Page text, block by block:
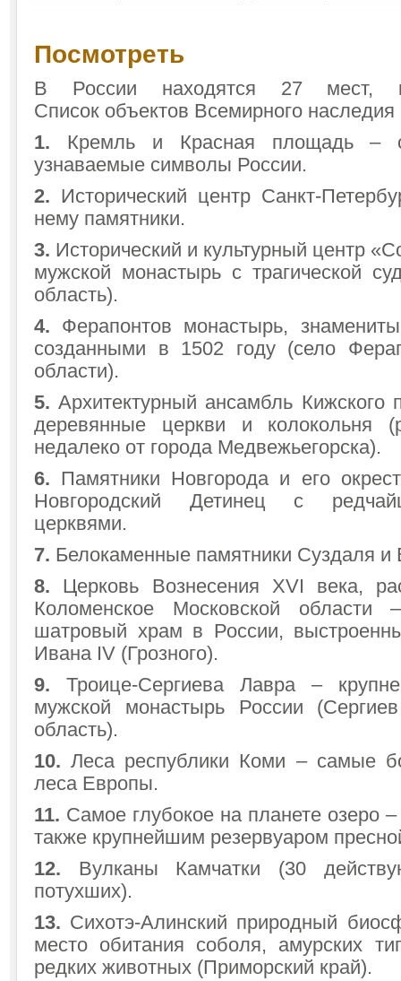
Посмотреть
В России находятся 27 мест,
Список объектов Всемирного
1. Кремль и Красная площадь –
узнаваемые символы России.
2. Исторический центр Санкт-
нему памятники.
3. Исторический и культурный центр
мужской монастырь с трагической
область).
4. Ферапонтов монастырь,
созданными в 1502 году (село
области).
5. Архитектурный ансамбль Кижского
деревянные церкви и колокольня
недалеко от города Медвежьегорска).
6. Памятники Новгорода и его
Новгородский Детинец с
церквями.
7. Белокаменные памятники Суздаля и
8. Церковь Вознесения XVI века,
Коломенское Московской
шатровый храм в России,
Ивана IV (Грозного).
9. Троице-Сергиева Лавра –
мужской монастырь России
область).
10. Леса республики Коми – самые
леса Европы.
11. Самое глубокое на планете озеро
также крупнейшим резервуаром
12. Вулканы Камчатки (30
потухших).
13. Сихотэ-Алинский природный
место обитания соболя, амурских
редких животных (Приморский край).